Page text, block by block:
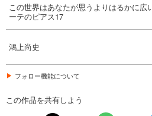
この世界はあなたが思うよりはるかに広
ーテのピアス17
鴻上尚史
フォロー機能について
この作品を共有しよう